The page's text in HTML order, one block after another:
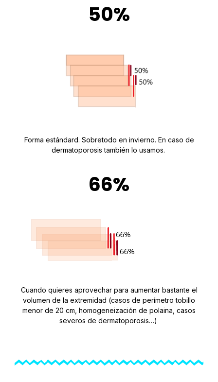
50%
Forma estándard. Sobretodo en invierno. En caso de
dermatoporosis también lo usamos.
66%
Cuando quieres aprovechar para aumentar bastante el
volumen de la extremidad (casos de perímetro tobillo
menor de 20 cm, homogeneización de polaina, casos
severos de dermatoporosis…)